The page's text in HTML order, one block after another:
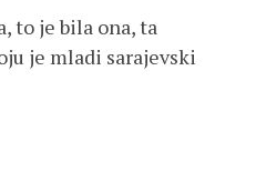
to je bila ona, ta
je mladi sarajevski